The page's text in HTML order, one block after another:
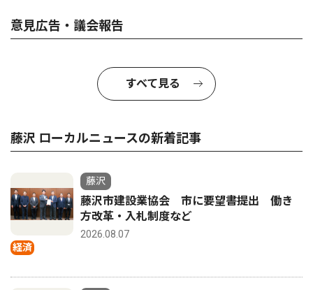
意見広告・議会報告
すべて見る
藤沢 ローカルニュースの新着記事
経済
藤沢
藤沢市建設業協会 市に要望書提出 働き
方改革・入札制度など
2026.08.07